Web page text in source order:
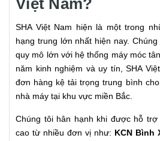
Việt Nam?
SHA Việt Nam hiện là một trong
hạng trung lớn nhất hiện nay.
quy mô lớn với hệ thống máy móc
năm kinh nghiệm và uy tín, SHA
đơn hàng kệ tải trọng trung bình
nhà máy tại khu vực miền Bắc.
Chúng tôi hân hạnh khi được hỗ
cao từ nhiều đơn vị như: KCN Bình